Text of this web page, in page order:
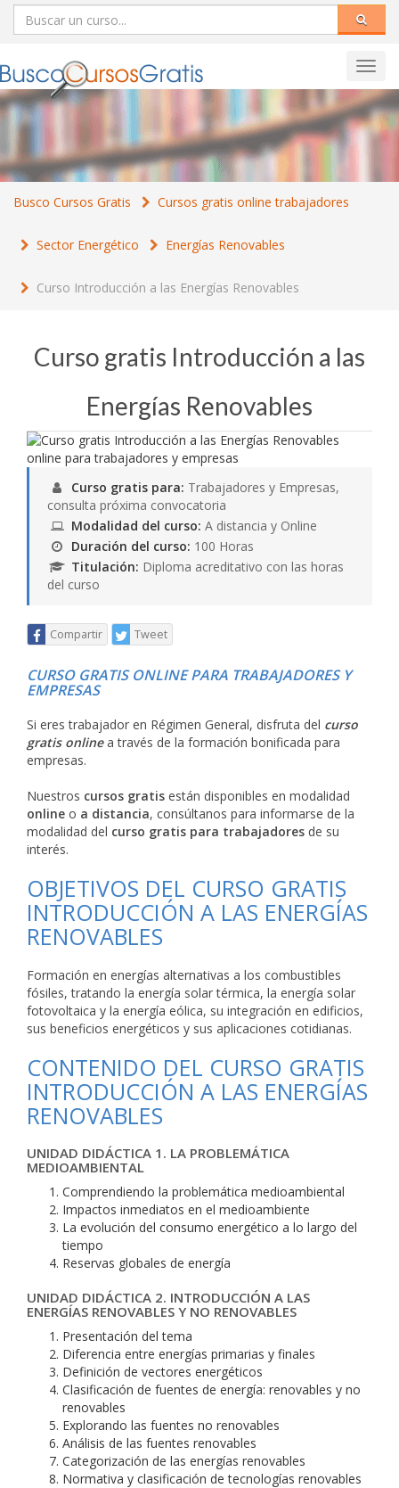
Busco Cursos Gratis Cursos gratis online trabajadores
Sector Energético Energías Renovables
Curso Introducción a las Energías Renovables
Curso gratis Introducción a las
Energías Renovables
Curso gratis para: Trabajadores y Empresas,
consulta próxima convocatoria
Modalidad del curso: A distancia y Online
Duración del curso: 100 Horas
Titulación: Diploma acreditativo con las horas
del curso
Compartir Tweet
CURSO GRATIS ONLINE PARA TRABAJADORES Y
EMPRESAS
Si eres trabajador en Régimen General, disfruta del curso
gratis onlinea través de la formación bonificada para
empresas.
Nuestros cursos gratis están disponibles en modalidad
online o a distancia, consúltanos para informarse de la
modalidad del curso gratis para trabajadores de su
interés.
OBJETIVOS DEL CURSO GRATIS
INTRODUCCIÓN A LAS ENERGÍAS
RENOVABLES
Formación en energías alternativas a los combustibles
fósiles, tratando la energía solar térmica, la energía solar
fotovoltaica y la energía eólica, su integración en edificios,
sus beneficios energéticos y sus aplicaciones cotidianas.
CONTENIDO DEL CURSO GRATIS
INTRODUCCIÓN A LAS ENERGÍAS
RENOVABLES
UNIDAD DIDÁCTICA 1. LA PROBLEMÁTICA
MEDIOAMBIENTAL
Comprendiendo la problemática medioambiental
Impactos inmediatos en el medioambiente
La evolución del consumo energético a lo largo del
tiempo
Reservas globales de energía
UNIDAD DIDÁCTICA 2. INTRODUCCIÓN A LAS
ENERGÍAS RENOVABLES Y NO RENOVABLES
Presentación del tema
Diferencia entre energías primarias y finales
Definición de vectores energéticos
Clasificación de fuentes de energía: renovables y no
renovables
Explorando las fuentes no renovables
Análisis de las fuentes renovables
Categorización de las energías renovables
Normativa y clasificación de tecnologías renovables